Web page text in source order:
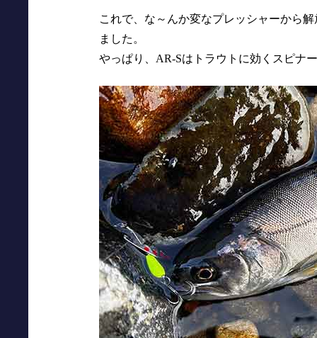
これで、な～んか変なプレッシャーから
ました。
やっぱり、AR-Sはトラウトに効くスピナ